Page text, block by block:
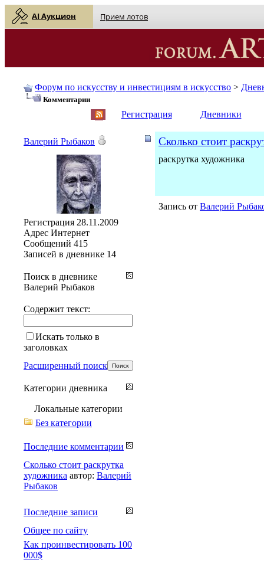
AI Аукцион Прием лотов
Форум по искусству и инвестициям в искусство >
Комментарии
Регистрация Дневники
Сколько стоит
раскрутка художника
Запись от Валерий
Валерий Рыбаков
Регистрация 28.11.2009
Адрес Интернет
Сообщений 415
Записей в дневнике 14
Поиск в дневнике
Валерий Рыбаков
Содержит текст:
Искать только в
заголовках
Расширенный поиск
Категории дневника
Локальные категории
Без категории
Последние комментарии
Сколько стоит раскрутка
художника автор: Валерий
Рыбаков
Последние записи
Общее по сайту
Как проинвестировать 100
000$